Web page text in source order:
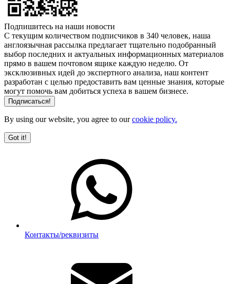
Подпишитесь на наши новости
С текущим количеством подписчиков в 340 человек, наша
англоязычная рассылка предлагает тщательно подобранный
выбор последних и актуальных информационных материалов
прямо в вашем почтовом ящике каждую неделю. От
эксклюзивных идей до экспертного анализа, наш контент
разработан с целью предоставить вам ценные знания, которые
могут помочь вам добиться успеха в вашем бизнесе.
By using our website, you agree to ourcookie policy.
Got it!
Контакты/реквизиты